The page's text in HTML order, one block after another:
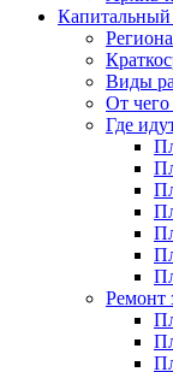
Виды
От чего
Где
Ремонт